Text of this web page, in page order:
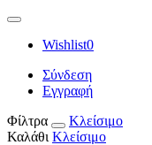
Wishlist0
Σύνδεση
Εγγραφή
Φίλτρα
Κλείσιμο
Καλάθι Κλείσιμο